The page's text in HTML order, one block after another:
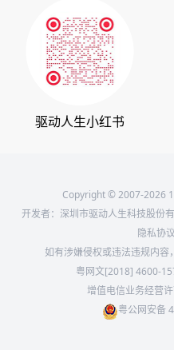
天极下载
驱动人生小红书
Copyright © 2007-2026
开发者：深圳市驱动人生科技股份
隐私协议
如有涉嫌侵权或违法违规内
粤网文[2018] 4600-
增值电信业务经营
粤公网安备